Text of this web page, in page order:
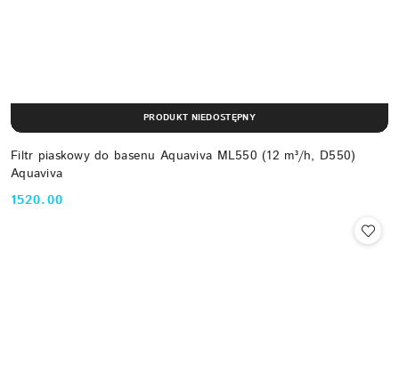
Filtr piaskowy do basenu Aquaviva ML550 (12 m³/h, D550)
Aquaviva
Cena:
1520.00
PRODUKT NIEDOSTĘPNY